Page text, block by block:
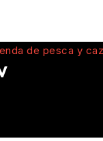
de pesca y